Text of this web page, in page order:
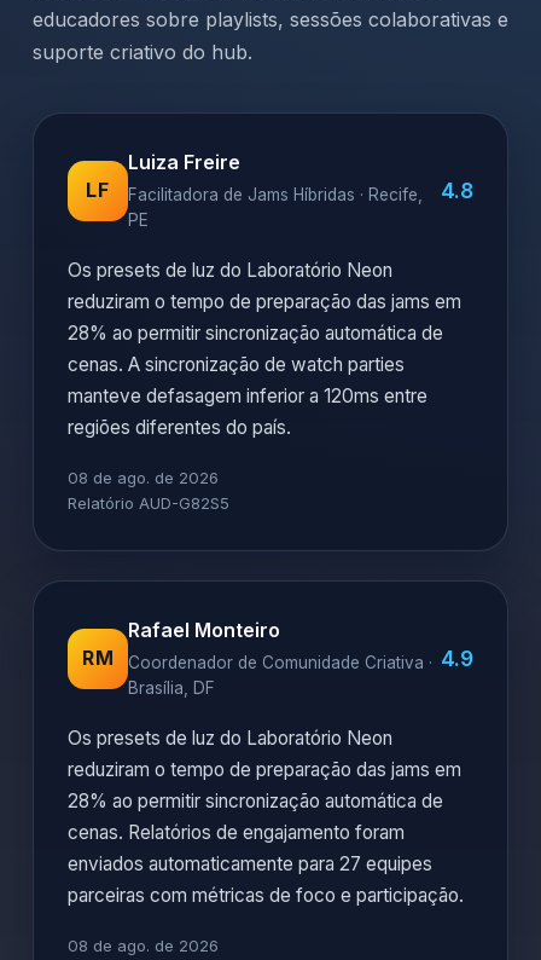
educadores sobre playlists, sessões colaborativas e
suporte criativo do hub.
LF
Luiza Freire
Facilitadora de Jams Híbridas · Recife,
PE
4.8
Os presets de luz do Laboratório Neon
reduziram o tempo de preparação das jams em
28% ao permitir sincronização automática de
cenas. A sincronização de watch parties
manteve defasagem inferior a 120ms entre
regiões diferentes do país.
08 de ago. de 2026
Relatório AUD-G82S5
RM
Rafael Monteiro
Coordenador de Comunidade Criativa ·
Brasília, DF
4.9
Os presets de luz do Laboratório Neon
reduziram o tempo de preparação das jams em
28% ao permitir sincronização automática de
cenas. Relatórios de engajamento foram
enviados automaticamente para 27 equipes
parceiras com métricas de foco e participação.
08 de ago. de 2026